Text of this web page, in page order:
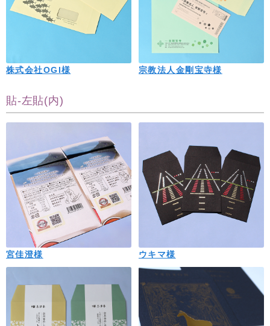
株式会社OGI様 宗教法人金剛宝寺様
貼-左貼(内)
宮佳澄様 ウキマ様